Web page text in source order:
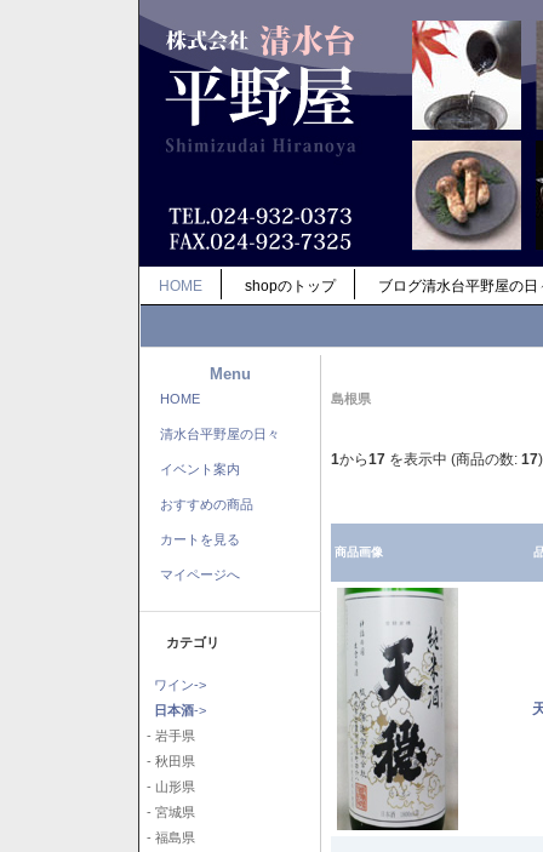
HOME shopのトップ ブログ清水台平野屋の日
Menu
HOME
清水台平野屋の日々
イベント案内
おすすめの商品
カートを見る
マイページへ
カテゴリ
ワイン->
日本酒->
- 岩手県
- 秋田県
- 山形県
- 宮城県
- 福島県
島根県
1から17 を表示中 (商品の数: 17)
商品画像